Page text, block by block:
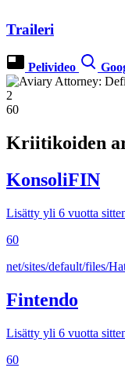
Traileri
Pelivideo
2
60
Kriitikoiden
KonsoliFIN
Lisätty yli 6 vuotta
60
net/sites/default/files/
Fintendo
Lisätty yli 6 vuotta
60